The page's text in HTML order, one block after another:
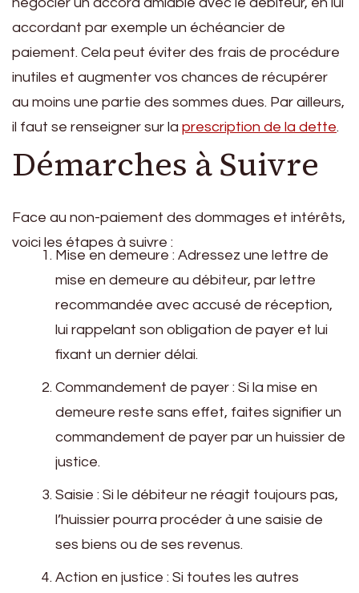
accordant par exemple un échéancier de
paiement. Cela peut éviter des frais de procédure
inutiles et augmenter vos chances de récupérer
au moins une partie des sommes dues. Par ailleurs,
il faut se renseigner sur la prescription de la dette.
Démarches à Suivre
Face au non-paiement des dommages et intérêts,
voici les étapes à suivre :
Mise en demeure : Adressez une lettre de
mise en demeure au débiteur, par lettre
recommandée avec accusé de réception,
lui rappelant son obligation de payer et lui
fixant un dernier délai.
Commandement de payer : Si la mise en
demeure reste sans effet, faites signifier un
commandement de payer par un huissier de
justice.
Saisie : Si le débiteur ne réagit toujours pas,
l’huissier pourra procéder à une saisie de
ses biens ou de ses revenus.
Action en justice : Si toutes les autres